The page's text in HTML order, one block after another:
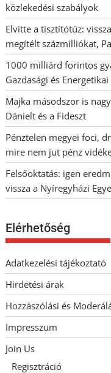
közlekedési szabályok
Elvitte a tisztítótűz:
megítélt százmilliókat,
1000 milliárd forintos
Gazdasági és
Majka másodszor is
Dánielt és a Fideszt
Pénztelen megyei foci,
mire nem jut pénz
Felsőoktatás: igen
vissza a Nyíregyházi
Elérhetőség
Adatkezelési tájékoztató
Hirdetési árak
Hozzászólási és
Impresszum
Join Us
Regisztráció